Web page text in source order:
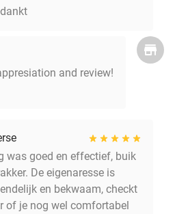
and review!
was goed en effectief, buik
De eigenaresse is
en bekwaam, checkt
of je nog wel comfortabel